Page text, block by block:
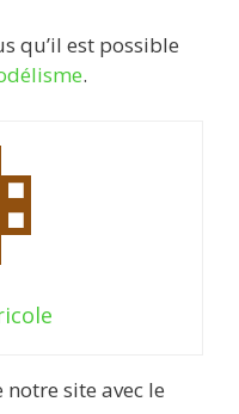
qu’il est possible
.
site avec le